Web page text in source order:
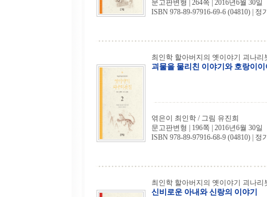
문고판변형 | 264쪽 | 2016년6월 30일
ISBN 978-89-97916-69-6 (04810) | 정
최인학 할아버지의 옛이야기 괴나리
괴물을 물리친 이야기와 호랑이이
엮은이 최인학 / 그림 유진희
문고판변형 | 196쪽 | 2016년6월 30일
ISBN 978-89-97916-68-9 (04810) | 정
최인학 할아버지의 옛이야기 괴나리
신비로운 아내와 신랑의 이야기